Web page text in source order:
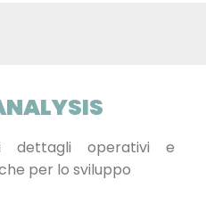
dettagli operativi e
per lo sviluppo